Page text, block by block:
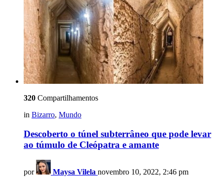
320 Compartilhamentos
in Bizarro, Mundo
Descoberto o túnel subterrâneo que pode levar
ao túmulo de Cleópatra e amante
por Maysa Vilela novembro 10, 2022, 2:46 pm